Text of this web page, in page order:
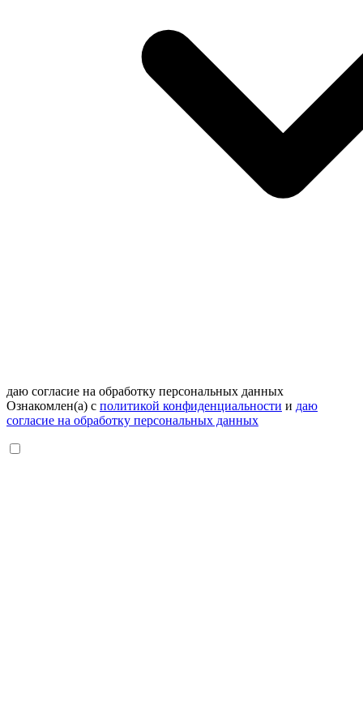
даю согласие на обработку персональных данных
Ознакомлен(а) с политикой конфиденциальности и даю
согласие на обработку персональных данных